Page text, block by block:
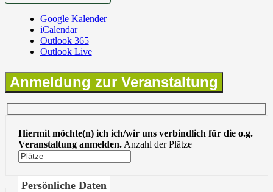
Google Kalender
iCalendar
Outlook 365
Outlook Live
Anmeldung zur Veranstaltung
Hiermit möchte(n) ich ich/wir uns verbindlich für die o.g.
Veranstaltung anmelden. Anzahl der Plätze
Persönliche Daten